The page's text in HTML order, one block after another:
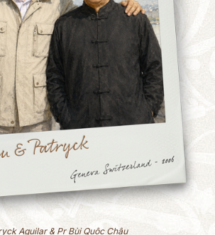
Aguilar & Pr Bùi Quôc Châu